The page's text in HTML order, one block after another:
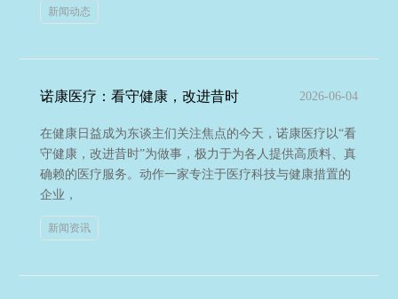
新闻动态
诺康医疗：看守健康，改进昔时 2026-06-04
在健康日益成为东谈主们关注焦点的今天，诺康医疗以“看
守健康，改进昔时”为做事，极力于为各人提供高质料、真
确赖的医疗服务。动作一家专注于医疗科技与健康措置的
企业，
新闻资讯